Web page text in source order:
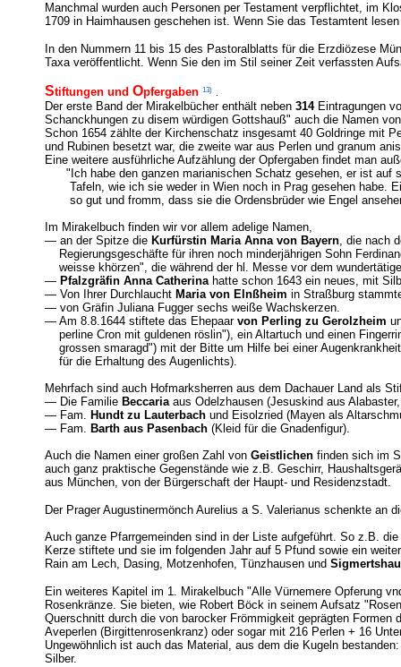
Manchmal wurden auch Personen per Testament verpflichtet, im
1709 in Haimhausen geschehen ist. Wenn Sie das Testamtent
In den Nummern 11 bis 15 des Pastoralblatts für die Erzdiözese
Taxa veröffentlicht. Wenn Sie den im Stil seiner Zeit verfassten
Stiftungen und Opfergaben 13) .
Der erste Band der Mirakelbücher enthält neben 314Eintragungen
Schanckhungen zu disem würdigen Gottshauß" auch die Namen
Schon 1654 zählte der Kirchenschatz insgesamt 40 Goldringe mit
und Rubinen besetzt war, die zweite war aus Perlen und granum
Eine weitere ausführliche Aufzählung der Opfergaben findet man
"Ich habe den ganzen marianischen Schatz gesehen, er ist auf
Tafeln, wie ich sie weder in Wien noch in Prag gesehen habe.
so gut und fromm, dass sie die Ordensbrüder wie Engel
Im Mirakelbuch finden wir vor allem adelige Namen,
— an der Spitze die Kurfürstin Maria Anna von Bayern, die nach
Regierungsgeschäfte für ihren noch minderjährigen Sohn
weisse khörzen", die während der hl. Messe vor dem
— Pfalzgräfin Anna Catherinahatte schon 1643 ein neues, mit
— Von Ihrer Durchlaucht Maria von Elnßheim in Straßburg
— von Gräfin Juliana Fugger sechs weiße Wachskerzen.
— Am 8.8.1644 stiftete das Ehepaar von Perling zu Gerolzheim
perline Cron mit guldenen röslin"), ein Altartuch und einen
grossen smaragd") mit der Bitte um Hilfe bei einer
für die Erhaltung des Augenlichts).
Mehrfach sind auch Hofmarksherren aus dem Dachauer Land als
— Die Familie Beccariaaus Odelzhausen (Jesuskind aus
— Fam. Hundt zu Lauterbachund Eisolzried (Mayen als
— Fam. Barth aus Pasenbach(Kleid für die Gnadenfigur).
Auch die Namen einer großen Zahl von Geistlichenfinden sich im
auch ganz praktische Gegenstände wie z.B. Geschirr,
aus München, von der Bürgerschaft der Haupt- und Residenzstadt.
Der Prager Augustinermönch Aurelius a S. Valerianus schenkte an
Auch ganze Pfarrgemeinden sind in der Liste aufgeführt. So z.B.
Kerze stiftete und sie im folgenden Jahr auf 5 Pfund sowie ein
Rain am Lech, Dasing, Motzenhofen, Tünzhausen und
Ein weiteres Kapitel im 1. Mirakelbuch "Alle Vürnemere Opferung
Rosenkränze. Sie bieten, wie Robert Böck in seinem Aufsatz
Querschnitt durch die von barocker Frömmigkeit geprägten
Aveperlen (Birgittenrosenkranz) oder sogar mit 216 Perlen + 16
Ungewöhnlich ist auch das Material, aus dem die Kugeln
Silber.